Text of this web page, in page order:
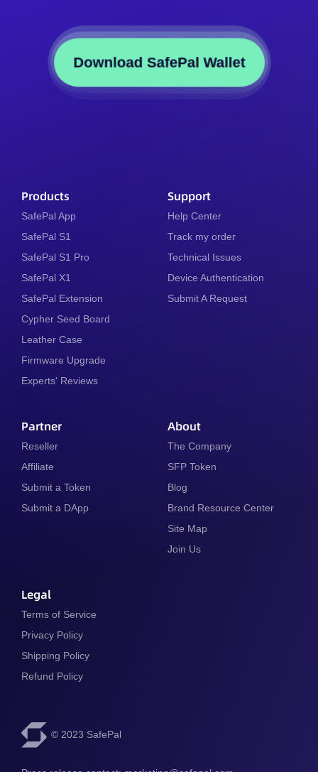
Download SafePal Wallet
Products
SafePal App
SafePal S1
SafePal S1 Pro
SafePal X1
SafePal Extension
Cypher Seed Board
Leather Case
Firmware Upgrade
Experts' Reviews
Support
Help Center
Track my order
Technical Issues
Device Authentication
Submit A Request
Partner
Reseller
Affiliate
Submit a Token
Submit a DApp
About
The Company
SFP Token
Blog
Brand Resource Center
Site Map
Join Us
Legal
Terms of Service
Privacy Policy
Shipping Policy
Refund Policy
© 2023 SafePal